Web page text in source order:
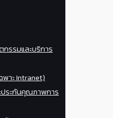
รรมและบริการ
พาะ Intranet)
ประกันคุณภาพการ